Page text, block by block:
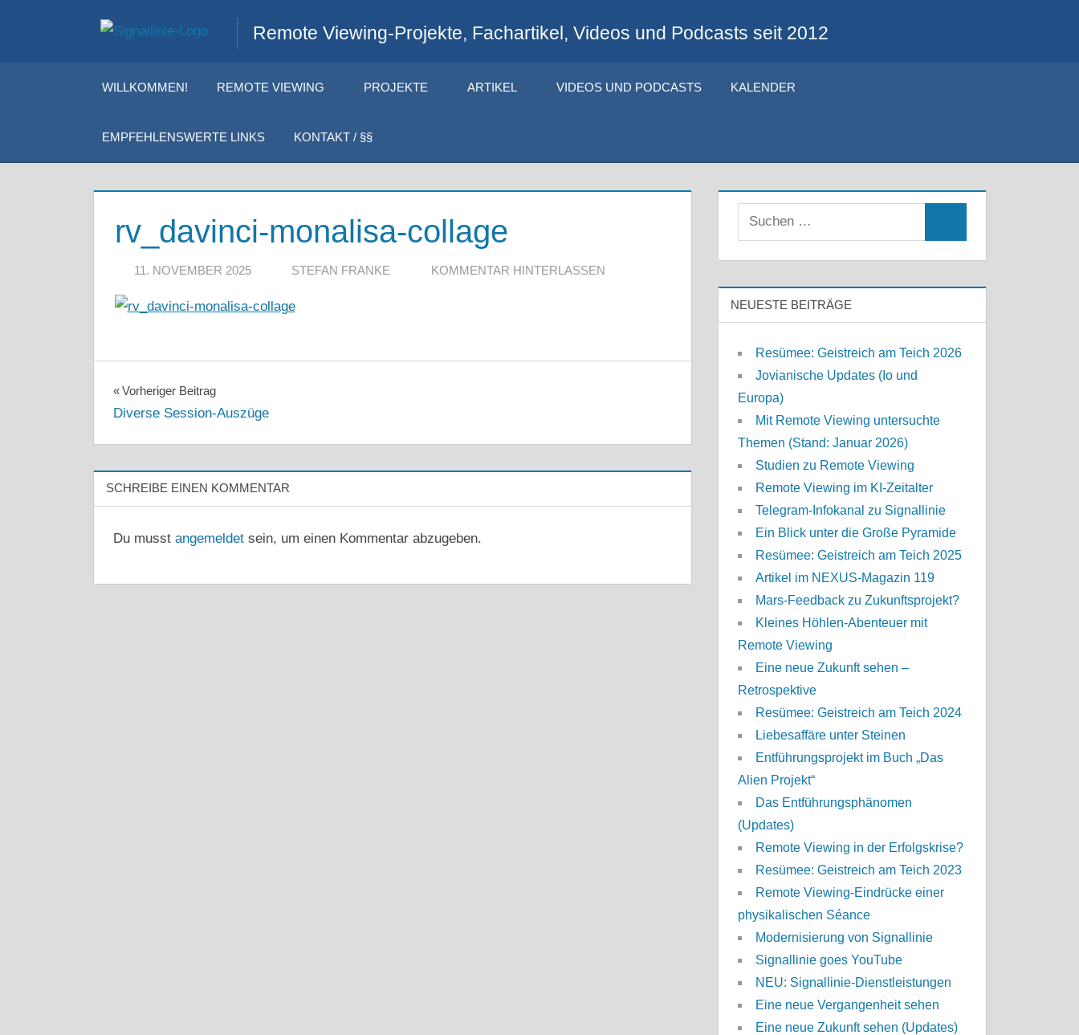
Remote Viewing-Projekte, Fachartikel, Videos und Podcasts seit 2012
WILLKOMMEN! REMOTE VIEWING PROJEKTE ARTIKEL VIDEOS UND PODCASTS KALENDER
EMPFEHLENSWERTE LINKS KONTAKT / §§
rv_davinci-monalisa-collage
11. NOVEMBER 2025 STEFAN FRANKE KOMMENTAR HINTERLASSEN
Beitragsnavigation
Vorheriger Beitrag
Diverse Session-Auszüge
SCHREIBE EINEN KOMMENTAR
Du musst angemeldet sein, um einen Kommentar abzugeben.
Suchen
NEUESTE BEITRÄGE
Resümee: Geistreich am Teich 2026
Jovianische Updates (Io und
Europa)
Mit Remote Viewing untersuchte
Themen (Stand: Januar 2026)
Studien zu Remote Viewing
Remote Viewing im KI-Zeitalter
Telegram-Infokanal zu Signallinie
Ein Blick unter die Große Pyramide
Resümee: Geistreich am Teich 2025
Artikel im NEXUS-Magazin 119
Mars-Feedback zu Zukunftsprojekt?
Kleines Höhlen-Abenteuer mit
Remote Viewing
Eine neue Zukunft sehen –
Retrospektive
Resümee: Geistreich am Teich 2024
Liebesaffäre unter Steinen
Entführungsprojekt im Buch „Das
Alien Projekt“
Das Entführungsphänomen
(Updates)
Remote Viewing in der Erfolgskrise?
Resümee: Geistreich am Teich 2023
Remote Viewing-Eindrücke einer
physikalischen Séance
Modernisierung von Signallinie
Signallinie goes YouTube
NEU: Signallinie-Dienstleistungen
Eine neue Vergangenheit sehen
Eine neue Zukunft sehen (Updates)